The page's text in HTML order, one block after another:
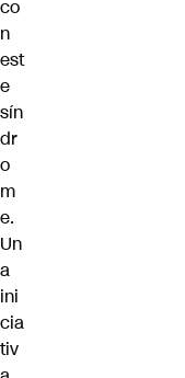
co
n
est
e
sín
dr
o
m
e.
Un
a
ini
cia
tiv